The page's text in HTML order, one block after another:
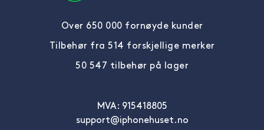
Over 650 000 fornøyde kunder
Tilbehør fra 514 forskjellige merker
50 547 tilbehør på lager
MVA: 915418805
support@iphonehuset.no